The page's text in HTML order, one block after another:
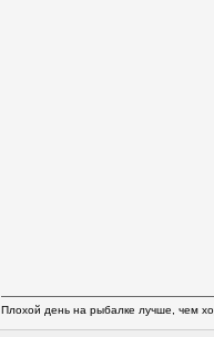
Плохой день на рыбалке лучше, чем